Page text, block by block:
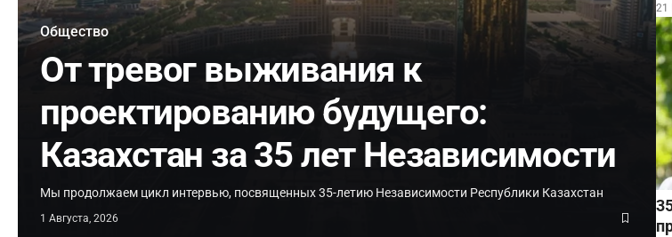
Общество
От тревог выживания к
проектированию будущего:
Казахстан за 35 лет Независимости
Мы продолжаем цикл интервью, посвященных 35-летию Независимости Республики Казахстан
1 Августа, 2026
21